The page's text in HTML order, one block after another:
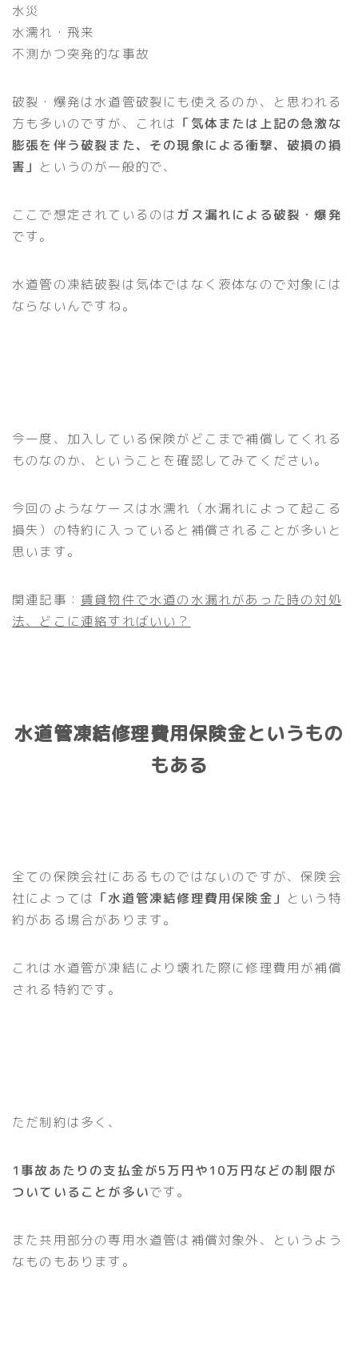
水災
水濡れ・飛来
不測かつ突発的な事故
破裂・爆発は水道管破裂にも使えるのか、と思われる
方も多いのですが、これは 「気体または上記の急激な
膨張を伴う破裂また、その現象による衝撃、破損の損
害」 というのが一般的で、
ここで想定されているのはガス漏れによる破裂・爆発
です。
水道管の凍結破裂は気体ではなく液体なので対象には
ならないんですね。
今一度、加入している保険がどこまで補償してくれる
ものなのか、ということを確認してみてください。
今回のようなケースは水濡れ（水漏れによって起こる
損失）の特約に入っていると補償されることが多いと
思います。
関連記事： 賃貸物件で水道の水漏れがあった時の対処
法、どこに連絡すればいい？
水道管凍結修理費用保険金というもの
もある
全ての保険会社にあるものではないのですが、保険会
社によっては 「水道管凍結修理費用保険金」 という特
約がある場合があります。
これは水道管が凍結により壊れた際に修理費用が補償
される特約です。
ただ制約は多く、
1事故あたりの支払金が5万円や10万円などの制限が
ついていることが多いです。
また共用部分の専用水道管は補償対象外、というよう
なものもあります。